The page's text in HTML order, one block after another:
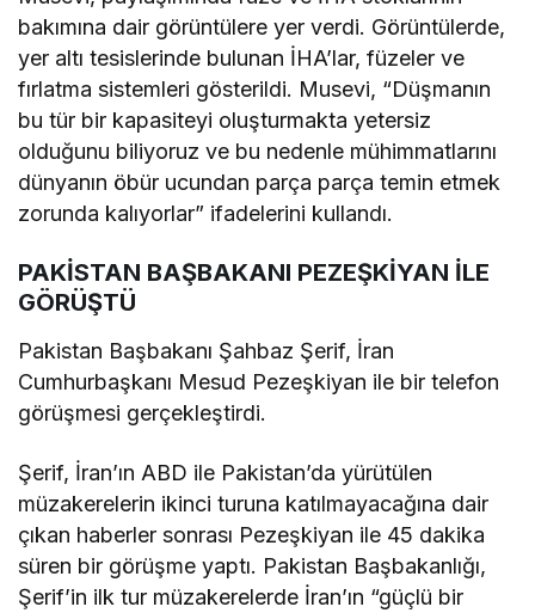
bakımına dair görüntülere yer verdi. Görüntülerde,
yer altı tesislerinde bulunan İHA’lar, füzeler ve
fırlatma sistemleri gösterildi. Musevi, “Düşmanın
bu tür bir kapasiteyi oluşturmakta yetersiz
olduğunu biliyoruz ve bu nedenle mühimmatlarını
dünyanın öbür ucundan parça parça temin etmek
zorunda kalıyorlar” ifadelerini kullandı.
PAKİSTAN BAŞBAKANI PEZEŞKİYAN İLE
GÖRÜŞTÜ
Pakistan Başbakanı Şahbaz Şerif, İran
Cumhurbaşkanı Mesud Pezeşkiyan ile bir telefon
görüşmesi gerçekleştirdi.
Şerif, İran’ın ABD ile Pakistan’da yürütülen
müzakerelerin ikinci turuna katılmayacağına dair
çıkan haberler sonrası Pezeşkiyan ile 45 dakika
süren bir görüşme yaptı. Pakistan Başbakanlığı,
Şerif’in ilk tur müzakerelerde İran’ın “güçlü bir